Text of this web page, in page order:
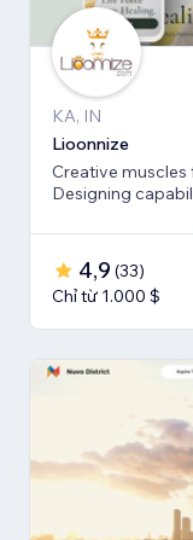
KA, IN
Lioonnize
Creative muscles
Designing
4,9 (33)
Chỉ từ 1.000 $